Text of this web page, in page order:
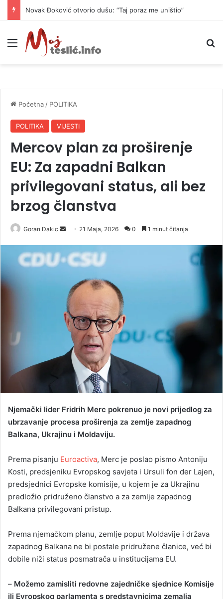
Novak Đoković otvorio dušu: “Taj poraz me uništio”
Meni
Početna / POLITIKA
POLITIKA VIJESTI
Mercov plan za proširenje
EU: Za zapadni Balkan
privilegovani status, ali bez
brzog članstva
Goran Dakic
n
d
e
m
a
21 Maja, 2026 0 1 minut čitanja
Njemački lider Fridrih Merc pokrenuo je novi prijedlog za
ubrzavanje procesa proširenja za zemlje zapadnog
Balkana, Ukrajinu i Moldaviju.
Prema pisanju Euroactiva, Merc je poslao pismo Antoniju
Kosti, predsjeniku Evropskog savjeta i Ursuli fon der Lajen,
predsjednici Evropske komisije, u kojem je za Ukrajinu
predložio pridruženo članstvo a za zemlje zapadnog
Balkana privilegovani pristup.
Prema njemačkom planu, zemlje poput Moldavije i država
zapadnog Balkana ne bi postale pridružene članice, već bi
dobile niži status posmatrača u institucijama EU.
– Možemo zamisliti redovne zajedničke sjednice Komisije
ili Evropskog parlamenta s predstavnicima zemalja